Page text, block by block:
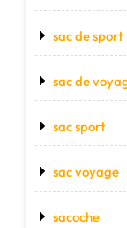
sac de sport
sac de
sac sport
sac voyage
sacoche